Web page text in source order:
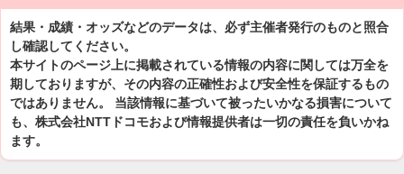
結果・成績・オッズなどのデータは、必ず主催者発行のものと照合
し確認してください。
本サイトのページ上に掲載されている情報の内容に関しては万全を
期しておりますが、その内容の正確性および安全性を保証するもの
ではありません。 当該情報に基づいて被ったいかなる損害について
も、株式会社NTTドコモおよび情報提供者は一切の責任を負いかね
ます。